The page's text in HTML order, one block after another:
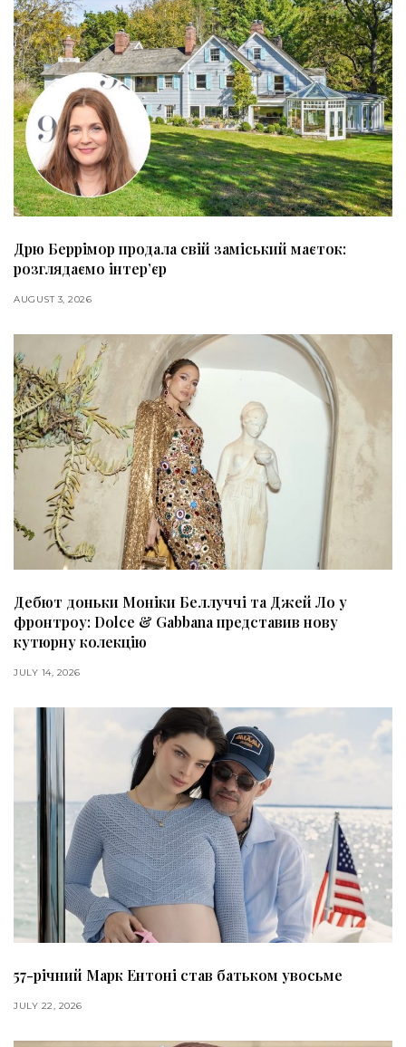
Дрю Беррімор продала свій заміський маєток:
розглядаємо інтер’єр
AUGUST 3, 2026
Дебют доньки Моніки Беллуччі та Джей Ло у
фронтроу: Dolce & Gabbana представив нову
кутюрну колекцію
JULY 14, 2026
57-річний Марк Ентоні став батьком увосьме
JULY 22, 2026